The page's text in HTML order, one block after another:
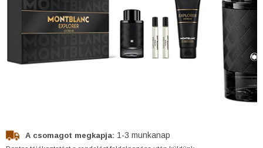
A csomagot megkapja: 1-3 munkanap